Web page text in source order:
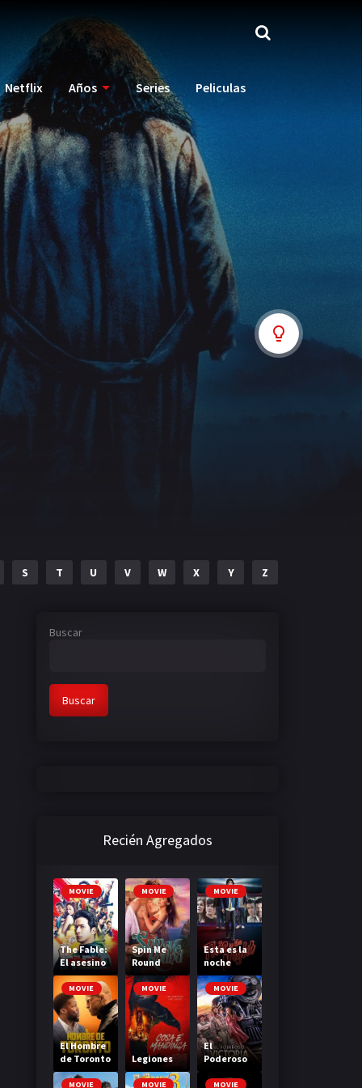
Netflix Años Series Peliculas
S T U V W X Y Z
Buscar
Buscar
Recién Agregados
MOVIE
The Fable:
El asesino
que no
mata
MOVIE
Spin Me
Round
MOVIE
Esta es la
noche
MOVIE
El Hombre
de Toronto
(The Man
from
MOVIE
Legiones
MOVIE
El
Poderoso
MOVIE MOVIE MOVIE